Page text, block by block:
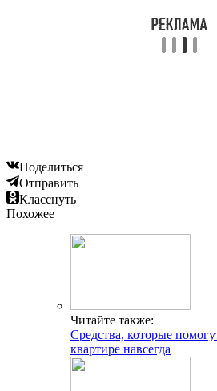
Поделиться
Отправить
Класснуть
Похожее
Читайте также:
Средства, которые
квартире навсегда